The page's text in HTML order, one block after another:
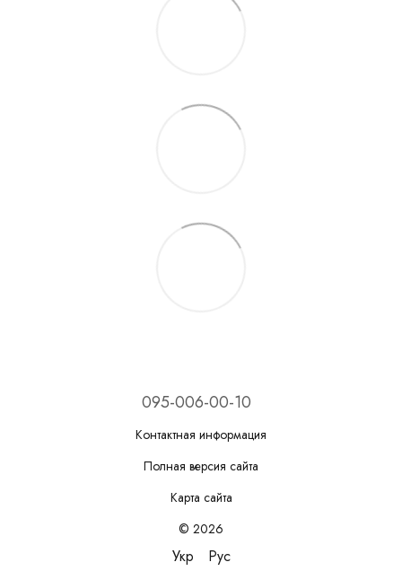
095-006-00-10
Контактная информация
Полная версия сайта
Карта сайта
© 2026
Укр Рус